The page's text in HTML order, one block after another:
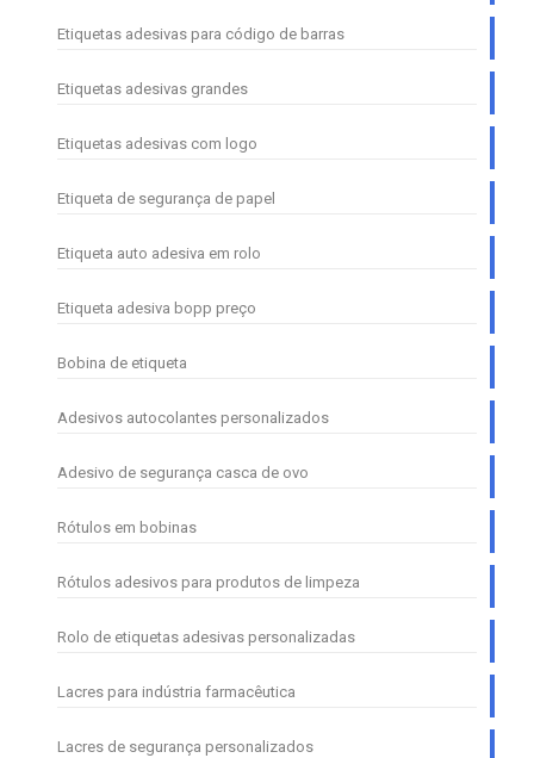
Etiquetas adesivas para código de barras
Etiquetas adesivas grandes
Etiquetas adesivas com logo
Etiqueta de segurança de papel
Etiqueta auto adesiva em rolo
Etiqueta adesiva bopp preço
Bobina de etiqueta
Adesivos autocolantes personalizados
Adesivo de segurança casca de ovo
Rótulos em bobinas
Rótulos adesivos para produtos de limpeza
Rolo de etiquetas adesivas personalizadas
Lacres para indústria farmacêutica
Lacres de segurança personalizados